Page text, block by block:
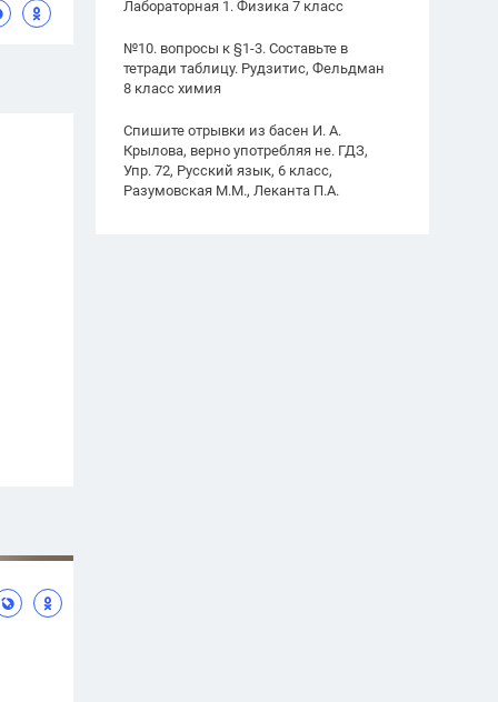
Лабораторная 1. Физика 7 класс
№10. вопросы к §1-3. Составьте в
тетради таблицу. Рудзитис, Фельдман
8 класс химия
Спишите отрывки из басен И. А.
Крылова, верно употребляя не. ГДЗ,
Упр. 72, Русский язык, 6 класс,
Разумовская М.М., Леканта П.А.